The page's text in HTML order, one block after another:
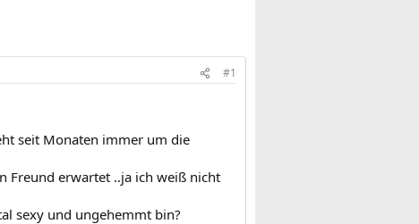
#1
seit Monaten immer um die
Freund erwartet ..ja ich weiß nicht
sexy und ungehemmt bin?